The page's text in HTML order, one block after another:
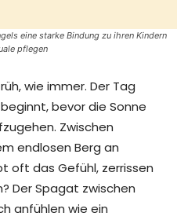
eine starke Bindung zu ihren Kindern
pflegen
wie immer. Der Tag
bevor die Sonne
Zwischen
endlosen Berg an
oft das Gefühl, zerrissen
Der Spagat zwischen
anfühlen wie ein